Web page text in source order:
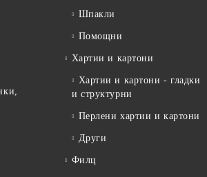
Шпакли
Помощни
Хартии и картони
Хартии и картони - гладки
и структурни
Перлени хартии и картони
Други
Филц